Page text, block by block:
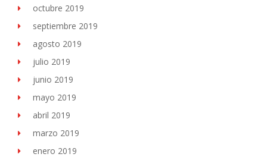
octubre 2019
septiembre 2019
agosto 2019
julio 2019
junio 2019
mayo 2019
abril 2019
marzo 2019
enero 2019